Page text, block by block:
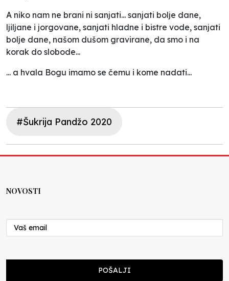
A niko nam ne brani ni sanjati... sanjati bolje dane,
ljiljane i jorgovane, sanjati hladne i bistre vode, sanjati
bolje dane, našom dušom gravirane, da smo i na
korak do slobode...
... a hvala Bogu imamo se čemu i kome nadati...
#Šukrija Pandžo 2020
NOVOSTI
POŠALJI